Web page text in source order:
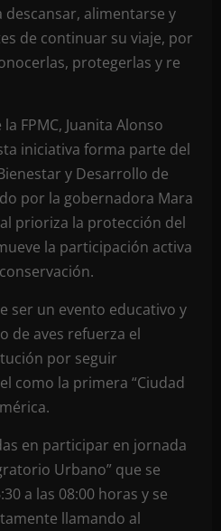
alimentarse y
de continuar su viaje, por
protegerlas y re
FPMC, Juanita Alonso
iniciativa forma parte del
y Desarrollo de
por la gobernadora Mara
prioriza la protección del
la participación activa
ser un evento educativo y
de aves refuerza el
por seguir
como la primera “Ciudad
en participar en jornada
Urbano” que se
a las 08:00 horas y se
llamando al